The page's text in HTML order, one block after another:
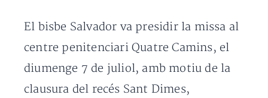
El bisbe Salvador va presidir la missa al
centre penitenciari Quatre Camins, el
diumenge 7 de juliol, amb motiu de la
clausura del recés Sant Dimes,